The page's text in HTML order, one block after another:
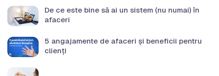
De ce este bine să ai un sistem (nu numai) în
afaceri
5 angajamente de afaceri și beneficii pentru
clienți